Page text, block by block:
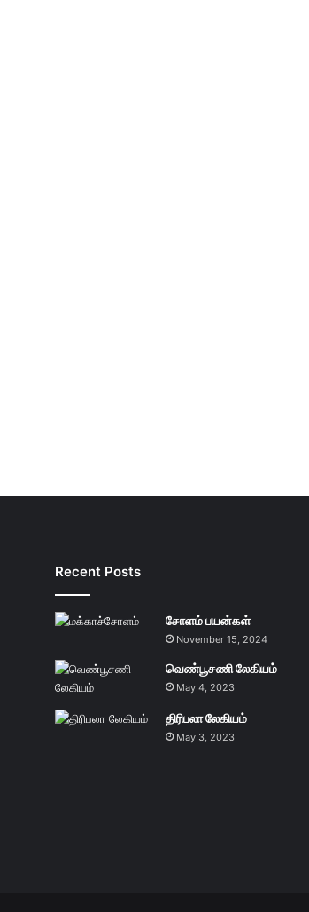
Recent Posts
சோளம் பயன்கள்
November 15, 2024
வெண்பூசணி லேகியம்
May 4, 2023
திரிபலா லேகியம்
May 3, 2023